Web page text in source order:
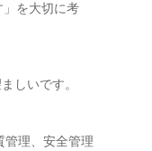
を大切に考
しいです。
管理、安全管理